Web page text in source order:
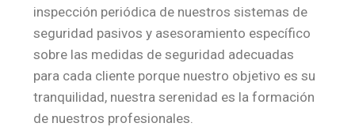
inspección periódica de nuestros sistemas de
seguridad pasivos y asesoramiento específico
sobre las medidas de seguridad adecuadas
para cada cliente porque nuestro objetivo es su
tranquilidad, nuestra serenidad es la formación
de nuestros profesionales.